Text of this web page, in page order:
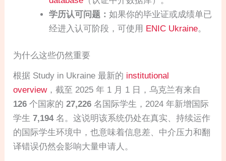
学历认可问题：如果你的毕业证或成绩单已
经进入认可阶段，可使用 ENIC Ukraine。
为什么这些仍然重要
根据 Study in Ukraine 最新的 institutional
overview，截至 2025 年 1 月 1 日，乌克兰有来自
126 个国家的27,226 名国际学生，2024 年新增国际
学生7,194名。这说明该系统仍处在真实、持续运作
的国际学生环境中，也意味着信息差、中介压力和翻
译错误仍然会影响大量申请人。